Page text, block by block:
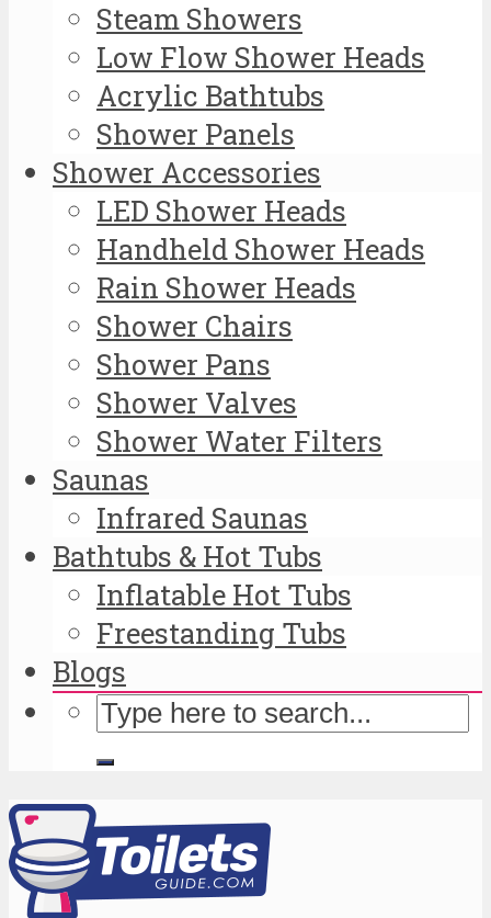
Steam Showers
Low Flow Shower Heads
Acrylic Bathtubs
Shower Panels
Shower Accessories
LED Shower Heads
Handheld Shower Heads
Rain Shower Heads
Shower Chairs
Shower Pans
Shower Valves
Shower Water Filters
Saunas
Infrared Saunas
Bathtubs & Hot Tubs
Inflatable Hot Tubs
Freestanding Tubs
Blogs